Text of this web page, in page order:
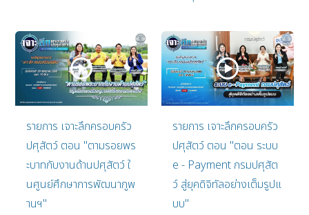
รายการ เจาะลึกครอบครัว
ปศุสัตว์ ตอน "ตามรอยพร
ะบาทกับงานด้านปศุสัตว์ ใ
นศูนย์ศึกษาการพัฒนาภูพ
านฯ"
รายการ เจาะลึกครอบครัว
ปศุสัตว์ ตอน "ตอน ระบบ
e - Payment กรมปศุสัต
ว์ สู่ยุคดิจิทัลอย่างเต็มรูปแ
บบ"